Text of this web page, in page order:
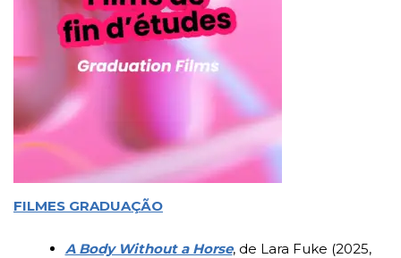
FILMES GRADUAÇÃO
A Body Without a Horse, de Lara Fuke (2025,